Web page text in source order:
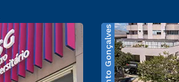
Bento Gonçalves